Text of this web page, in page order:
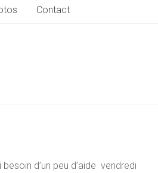
Contact
d’un peu d’aide vendredi